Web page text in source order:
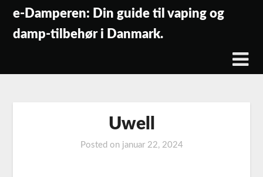
content
e-Damperen: Din guide til vaping og
damp-tilbehør i Danmark.
Uwell
Posted on januar 22, 2024